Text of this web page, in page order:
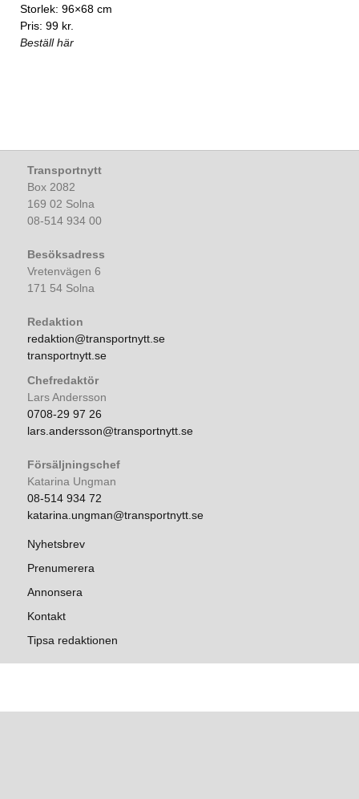
Storlek: 96×68 cm
Pris: 99 kr.
Beställ här
Transportnytt
Box 2082
169 02 Solna
08-514 934 00
Besöksadress
Vretenvägen 6
171 54 Solna
Redaktion
redaktion@transportnytt.se
transportnytt.se
Chefredaktör
Lars Andersson
0708-29 97 26
lars.andersson@transportnytt.se
Försäljningschef
Katarina Ungman
08-514 934 72
katarina.ungman@transportnytt.se
Nyhetsbrev
Prenumerera
Annonsera
Kontakt
Tipsa redaktionen